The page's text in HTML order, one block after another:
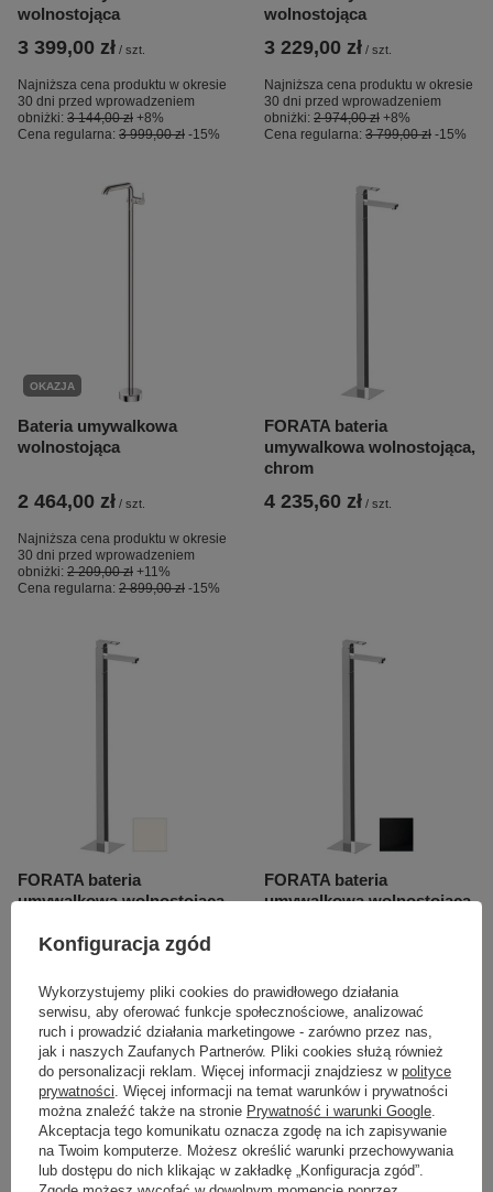
wolnostojąca
3 399,00 zł / szt.
Najniższa cena produktu w okresie
30 dni przed wprowadzeniem
obniżki: 3 144,00 zł +8%
Cena regularna: 3 999,00 zł -15%
wolnostojąca
3 229,00 zł / szt.
Najniższa cena produktu w okresie
30 dni przed wprowadzeniem
obniżki: 2 974,00 zł +8%
Cena regularna: 3 799,00 zł -15%
OKAZJA
Bateria umywalkowa
wolnostojąca
2 464,00 zł / szt.
Najniższa cena produktu w okresie
30 dni przed wprowadzeniem
obniżki: 2 209,00 zł +11%
Cena regularna: 2 899,00 zł -15%
FORATA bateria
umywalkowa wolnostojąca,
chrom
4 235,60 zł / szt.
FORATA bateria
umywalkowa wolnostojąca,
5 847,10 zł szt.
FORATA bateria
umywalkowa wolnostojąca,
Konfiguracja zgód
Wykorzystujemy pliki cookies do prawidłowego działania
serwisu, aby oferować funkcje społecznościowe, analizować
ruch i prowadzić działania marketingowe - zarówno przez nas,
jak i naszych Zaufanych Partnerów. Pliki cookies służą również
do personalizacji reklam. Więcej informacji znajdziesz w polityce
prywatności . Więcej informacji na temat warunków i prywatności
można znaleźć także na stronie Prywatność i warunki Google
Akceptacja tego komunikatu oznacza zgodę na ich zapisywanie
na Twoim komputerze. Możesz określić warunki przechowywania
lub dostępu do nich klikając w zakładkę „Konfiguracja zgód”.